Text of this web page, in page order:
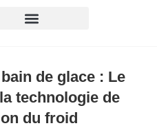
de glace : Le
technologie de
du froid